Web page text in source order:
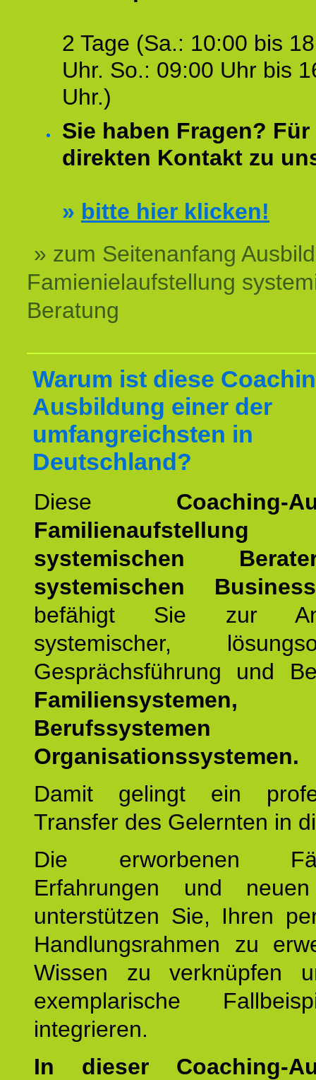
2 Tage (Sa.: 10:00 bis
Uhr. So.: 09:00 Uhr bis
Uhr.)
Sie haben Fragen?
direkten Kontakt zu
» bitte hier klicken!
» zum Seitenanfang
Famienielaufstellung
Beratung
Warum ist diese
Ausbildung einer der
umfangreichsten in
Deutschland?
Diese Coaching-
Familienaufstellung
systemischen
systemischen
befähigt Sie zur
systemischer,
Gesprächsführung und
Familiensystemen,
Organisationssystemen.
Damit gelingt ein
Transfer des Gelernten in
Die erworbenen
Erfahrungen und
unterstützen Sie, Ihren
Handlungsrahmen zu
Wissen zu verknüpfen
exemplarische
integrieren.
In dieser Coaching-